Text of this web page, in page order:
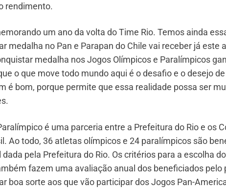
rendimento.
um ano da volta do Time Rio. Temos ainda
medalha no Pan e Parapan do Chile vai receber já este
medalha nos Jogos Olímpicos e Paralímpicos
o que move todo mundo aqui é o desafio e o desejo
é bom, porque permite que essa realidade possa ser
é uma parceria entre a Prefeitura do Rio e os
Ao todo, 36 atletas olímpicos e 24 paralímpicos são
pela Prefeitura do Rio. Os critérios para a escolha
fazem uma avaliação anual dos beneficiados pelo
boa sorte aos que vão participar dos Jogos Pan-